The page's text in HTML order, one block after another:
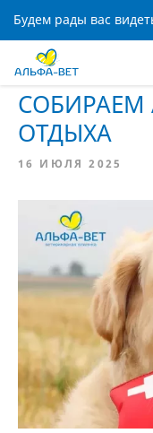
Главная
СОБИРАЕМ
ОТДЫХА
16 ИЮЛЯ 2025